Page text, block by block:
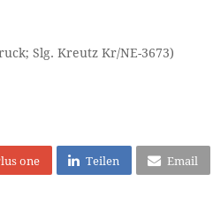
Slg. Kreutz Kr/NE-3673)
one Teilen Email